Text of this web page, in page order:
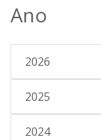
Ano
2026
2025
2024